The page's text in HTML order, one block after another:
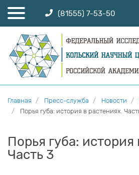
(81555) 7-53-50
Главная Пресс-служба Новости
Порья губа: история в растениях.
Порья губа: история
Часть 3